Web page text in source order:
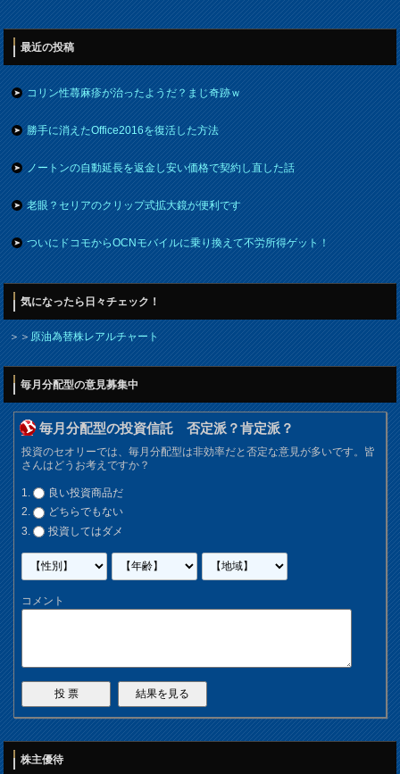
最近の投稿
コリン性蕁麻疹が治ったようだ？まじ奇跡ｗ
勝手に消えたOffice2016を復活した方法
ノートンの自動延長を返金し安い価格で契約し直した話
老眼？セリアのクリップ式拡大鏡が便利です
ついにドコモからOCNモバイルに乗り換えて不労所得ゲット！
気になったら日々チェック！
＞＞原油為替株レアルチャート
毎月分配型の意見募集中
毎月分配型の投資信託 否定派？肯定派？
投資のセオリーでは、毎月分配型は非効率だと否定な意見が多いです。皆
さんはどうお考えですか？
良い投資商品だ
どちらでもない
投資してはダメ
コメント
株主優待